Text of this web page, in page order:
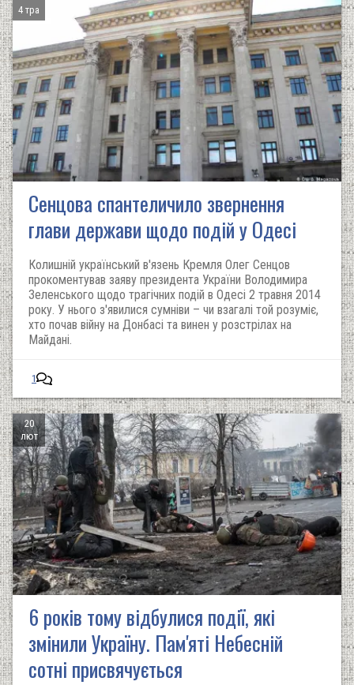
4 тра
Сенцова спантеличило звернення
глави держави щодо подій у Одесі
Колишній український в'язень Кремля Олег Сенцов
прокоментував заяву президента України Володимира
Зеленського щодо трагічних подій в Одесі 2 травня 2014
року. У нього з'явилися сумніви – чи взагалі той розуміє,
хто почав війну на Донбасі та винен у розстрілах на
Майдані.
1
20
лют
6 років тому відбулися події, які
змінили Україну. Пам'яті Небесній
сотні присвячується